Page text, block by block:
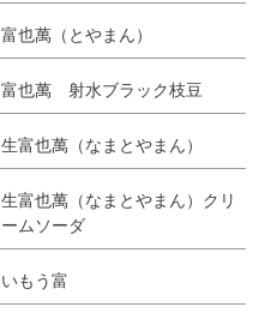
富也萬（とやまん）
富也萬 射水ブラック枝豆
生富也萬（なまとやまん）
生富也萬（なまとやまん）クリ
ームソーダ
いもう富